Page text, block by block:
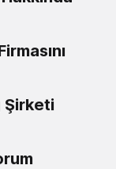
Şirketi